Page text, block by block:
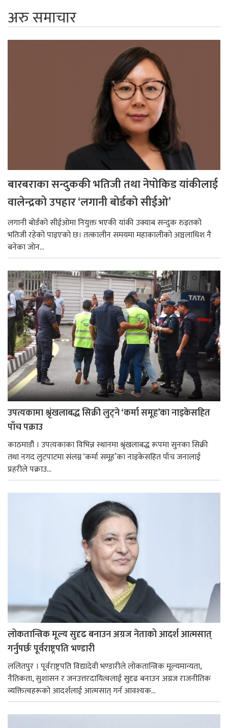
अरु समाचार
बारबराका सन्दुककी भतिजी तथा नेपोकिड यांकीलाई
वालेन्द्रको उपहार ‘लगानी बोर्डको सीईओ’
लगानी बोर्डको सीईओमा नियुक्त भएकी यांकी उक्याब सन्दुक रुइतको
भतिजी रहेको पाइएको छ। तत्कालीन समयमा महाकालीको अञ्चलाधिश नै
बनेका जोन...
उपत्यकामा श्रृंखलाबद्ध सिक्री लुट्ने ‘कर्मा समूह’का नाइकेसहित
पाँच पक्राउ
काठमाडौं । उपत्यकाका विभिन्न स्थानमा श्रृंखलाबद्ध रूपमा सुनका सिक्री
तथा नगद लुटपाटमा संलग्न ‘कर्मा समूह’का नाइकेसहित पाँच जनालाई
प्रहरीले पक्राउ...
लोकतान्त्रिक मूल्य सुदृढ बनाउन अग्रज नेताको आदर्श आत्मसात्
गर्नुपर्छः पूर्वराष्ट्रपति भण्डारी
ललितपुर । पूर्वराष्ट्रपति विद्यादेवी भण्डारीले लोकतान्त्रिक मूल्यमान्यता,
नैतिकता, सुशासन र जनउत्तरदायित्वलाई सुदृढ बनाउन अग्रज राजनीतिक
व्यक्तित्वहरूको आदर्शलाई आत्मसात् गर्न आवश्यक...